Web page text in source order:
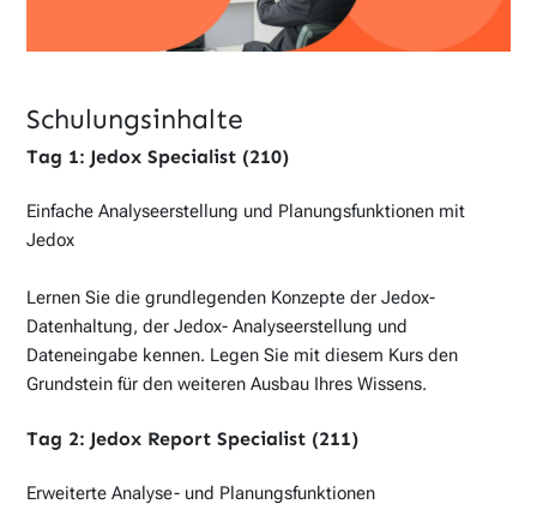
Schulungsinhalte
Tag 1: Jedox Specialist (210)
Einfache Analyseerstellung und Planungsfunktionen mit
Jedox
Lernen Sie die grundlegenden Konzepte der Jedox-
Datenhaltung, der Jedox- Analyseerstellung und
Dateneingabe kennen. Legen Sie mit diesem Kurs den
Grundstein für den weiteren Ausbau Ihres Wissens.
Tag 2: Jedox Report Specialist (211)
Erweiterte Analyse- und Planungsfunktionen